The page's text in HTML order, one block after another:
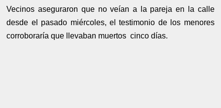
Vecinos aseguraron que no veían a la pareja en la calle
desde el pasado miércoles, el testimonio de los menores
corroboraría que llevaban muertos cinco días.